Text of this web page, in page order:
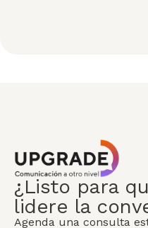
¿Listo para
lidere la
Agenda una consulta